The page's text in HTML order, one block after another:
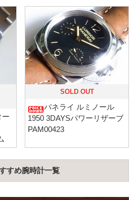
ー
SOLD OUT
パネライ ルミノール
1950 3DAYSパワーリザーブ
PAM00423
すめ腕時計一覧